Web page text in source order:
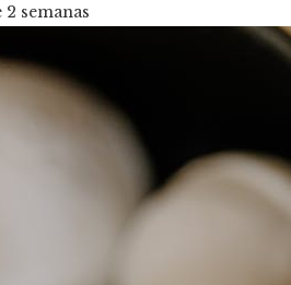
2 semanas